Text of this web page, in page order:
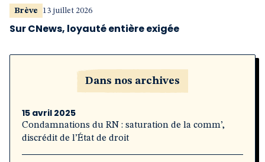
Brève 13 juillet 2026
Sur CNews, loyauté entière exigée
Dans nos archives
15 avril 2025
Condamnations du RN : saturation de la comm’,
discrédit de l’État de droit